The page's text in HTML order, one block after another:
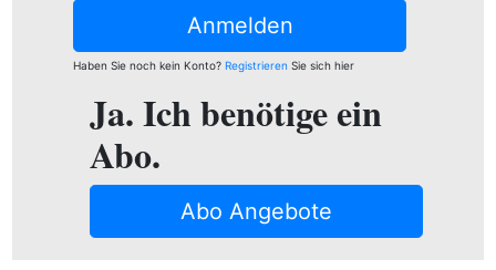
Anmelden
Haben Sie noch kein Konto? RegistrierenSie sich hier
Ja. Ich benötige ein
Abo.
Abo Angebote